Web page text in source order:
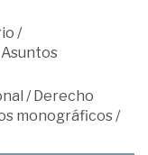
/
Asuntos
/Derecho
monográficos/